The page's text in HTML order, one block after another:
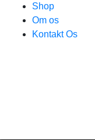
Shop
Om os
Kontakt Os